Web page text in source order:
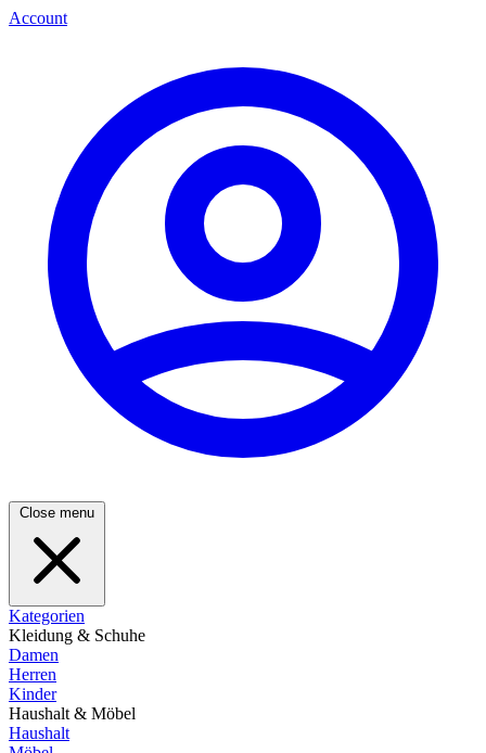
Account
Close menu
Kategorien
Kleidung & Schuhe
Damen
Herren
Kinder
Haushalt & Möbel
Haushalt